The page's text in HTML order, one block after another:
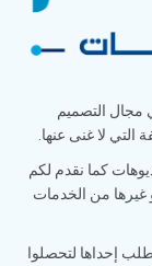
مجال التصميم
لا غنى عنها.
كما نقدم لكم
غيرها من الخدمات
إحداها لتحصلوا